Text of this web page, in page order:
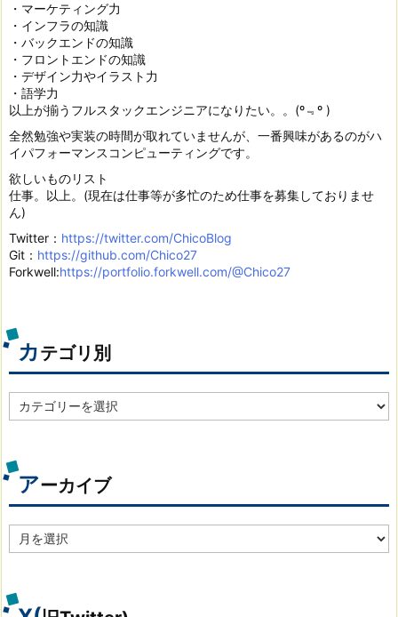
・マーケティング力
・インフラの知識
・バックエンドの知識
・フロントエンドの知識
・デザイン力やイラスト力
・語学力
以上が揃うフルスタックエンジニアになりたい。。(º﹃º )
全然勉強や実装の時間が取れていませんが、一番興味があるのがハ
イパフォーマンスコンピューティングです。
欲しいものリスト
仕事。以上。(現在は仕事等が多忙のため仕事を募集しておりませ
ん)
Twitter： https://twitter.com/ChicoBlog
Git： https://github.com/Chico27
Forkwell:https://portfolio.forkwell.com/@Chico27
カテゴリ別
テ
別
アーカイブ
ー
ブ